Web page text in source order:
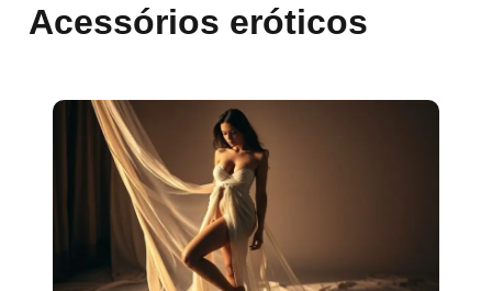
Acessórios eróticos